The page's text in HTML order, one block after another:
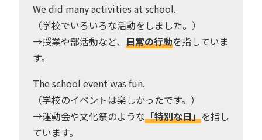
We did many activities at school.
（学校でいろいろな活動をしました。）
→授業や部活動など、 日常の行動を指していま
す。
The school event was fun.
（学校のイベントは楽しかったです。）
→運動会や文化祭のような「特別な日」を指し
ています。